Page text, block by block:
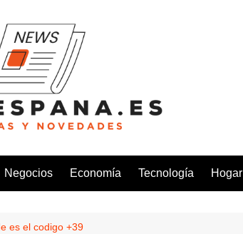
Negocios Economía Tecnología Hogar
es el codigo +39